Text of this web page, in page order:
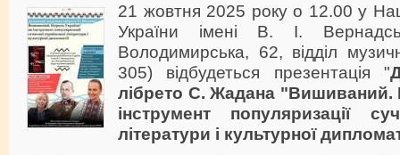
21 жовтня 2025 року о 12.00 у
України імені В. І.
Володимирська, 62, відділ
305) відбудеться презентація "
лібрето С. Жадана "Вишиваний.
інструмент популяризації
літератури і культурної